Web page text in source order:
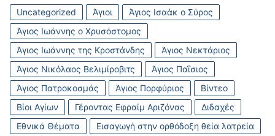
Uncategorized Άγιοι
Άγιος Ισαάκ ο Σύρος
Άγιος Ιωάννης ο Χρυσόστομος
Άγιος Ιωάννης της Κροστάνδης
Άγιος Νεκτάριος
Άγιος Νικόλαος Βελιμίροβιτς
Άγιος Παΐσιος
Άγιος Πατροκοσμάς
Άγιος Πορφύριος
Βίντεο
Βίοι Αγίων
Γέροντας Εφραίμ Αριζόνας
Διδαχές
Εθνικά Θέματα
Εισαγωγή στην ορθόδοξη θεία λατρεία